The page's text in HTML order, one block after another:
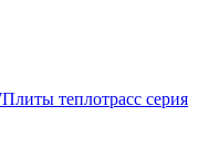
Плиты теплотрасс серия